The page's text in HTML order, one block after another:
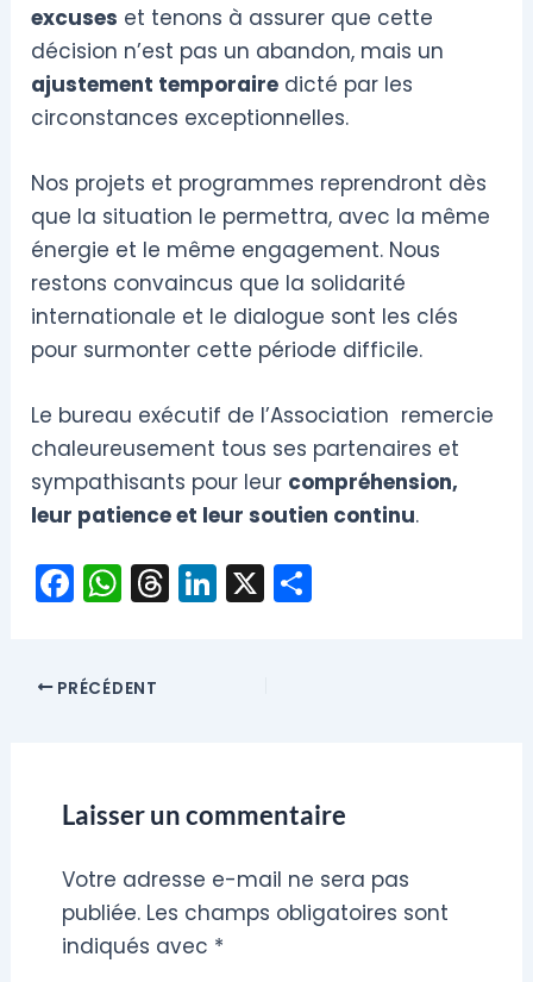
excuses et tenons à assurer que cette
décision n’est pas un abandon, mais un
ajustement temporaire dicté par les
circonstances exceptionnelles.
Nos projets et programmes reprendront dès
que la situation le permettra, avec la même
énergie et le même engagement. Nous
restons convaincus que la solidarité
internationale et le dialogue sont les clés
pour surmonter cette période difficile.
Le bureau exécutif de l’Association remercie
chaleureusement tous ses partenaires et
sympathisants pour leur compréhension,
leur patience et leur soutien continu.
F
e
o
W
ts
p
T Li X
PRÉCÉDENT
Laisser un commentaire
Votre adresse e-mail ne sera pas
publiée. Les champs obligatoires sont
indiqués avec *